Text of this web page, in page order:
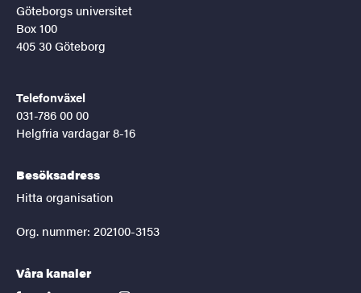
Göteborgs universitet
Box 100
405 30 Göteborg
Telefonväxel
031-786 00 00
Helgfria vardagar 8-16
Besöksadress
Hitta organisation
Org. nummer: 202100-3153
Våra kanaler